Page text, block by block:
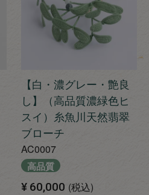
【白・濃グレー・艶良
し】（高品質濃緑色ヒ
スイ）糸魚川天然翡翠
ブローチ
AC0007
高品質
¥ 60,000 税込